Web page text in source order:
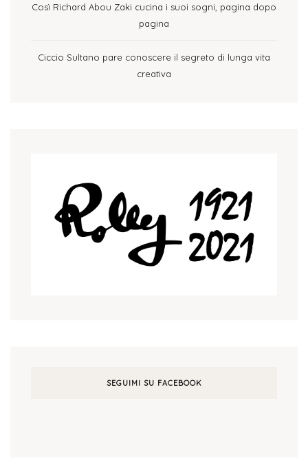
Così Richard Abou Zaki cucina i suoi sogni, pagina dopo
pagina
Ciccio Sultano pare conoscere il segreto di lunga vita
creativa
SEGUIMI SU FACEBOOK